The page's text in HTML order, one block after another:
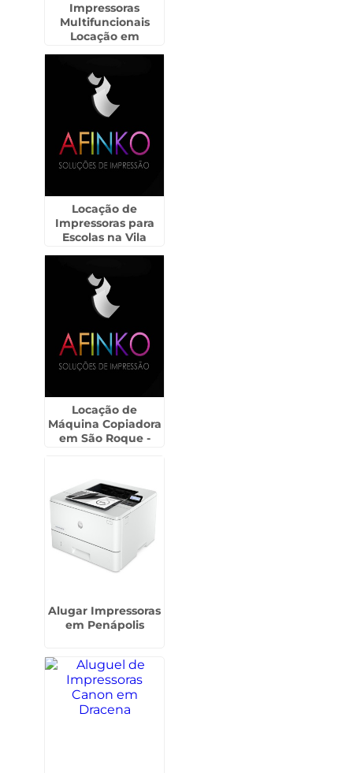
Impressoras
Multifuncionais
Locação em
Locação de
Impressoras para
Escolas na Vila
Locação de
Máquina Copiadora
em São Roque -
Alugar Impressoras
em Penápolis